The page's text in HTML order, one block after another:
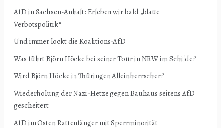
AfD in Sachsen-Anhalt: Erleben wir bald „blaue
Verbotspolitik“
Und immer lockt die Koalitions-AfD
Was führt Björn Höcke bei seiner Tour in NRW im Schilde?
Wird Björn Höcke in Thüringen Alleinherrscher?
Wiederholung der Nazi-Hetze gegen Bauhaus seitens AfD
gescheitert
AfD im Osten Rattenfänger mit Sperrminorität